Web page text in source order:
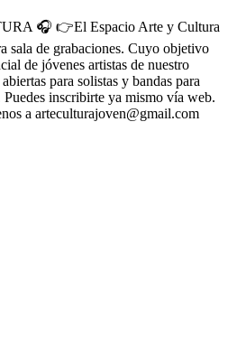
🎧 👉El Espacio Arte y Cultura
sala de grabaciones. Cuyo objetivo
de jóvenes artistas de nuestro
para solistas y bandas para
Puedes inscribirte ya mismo vía web.
a arteculturajoven@gmail.com